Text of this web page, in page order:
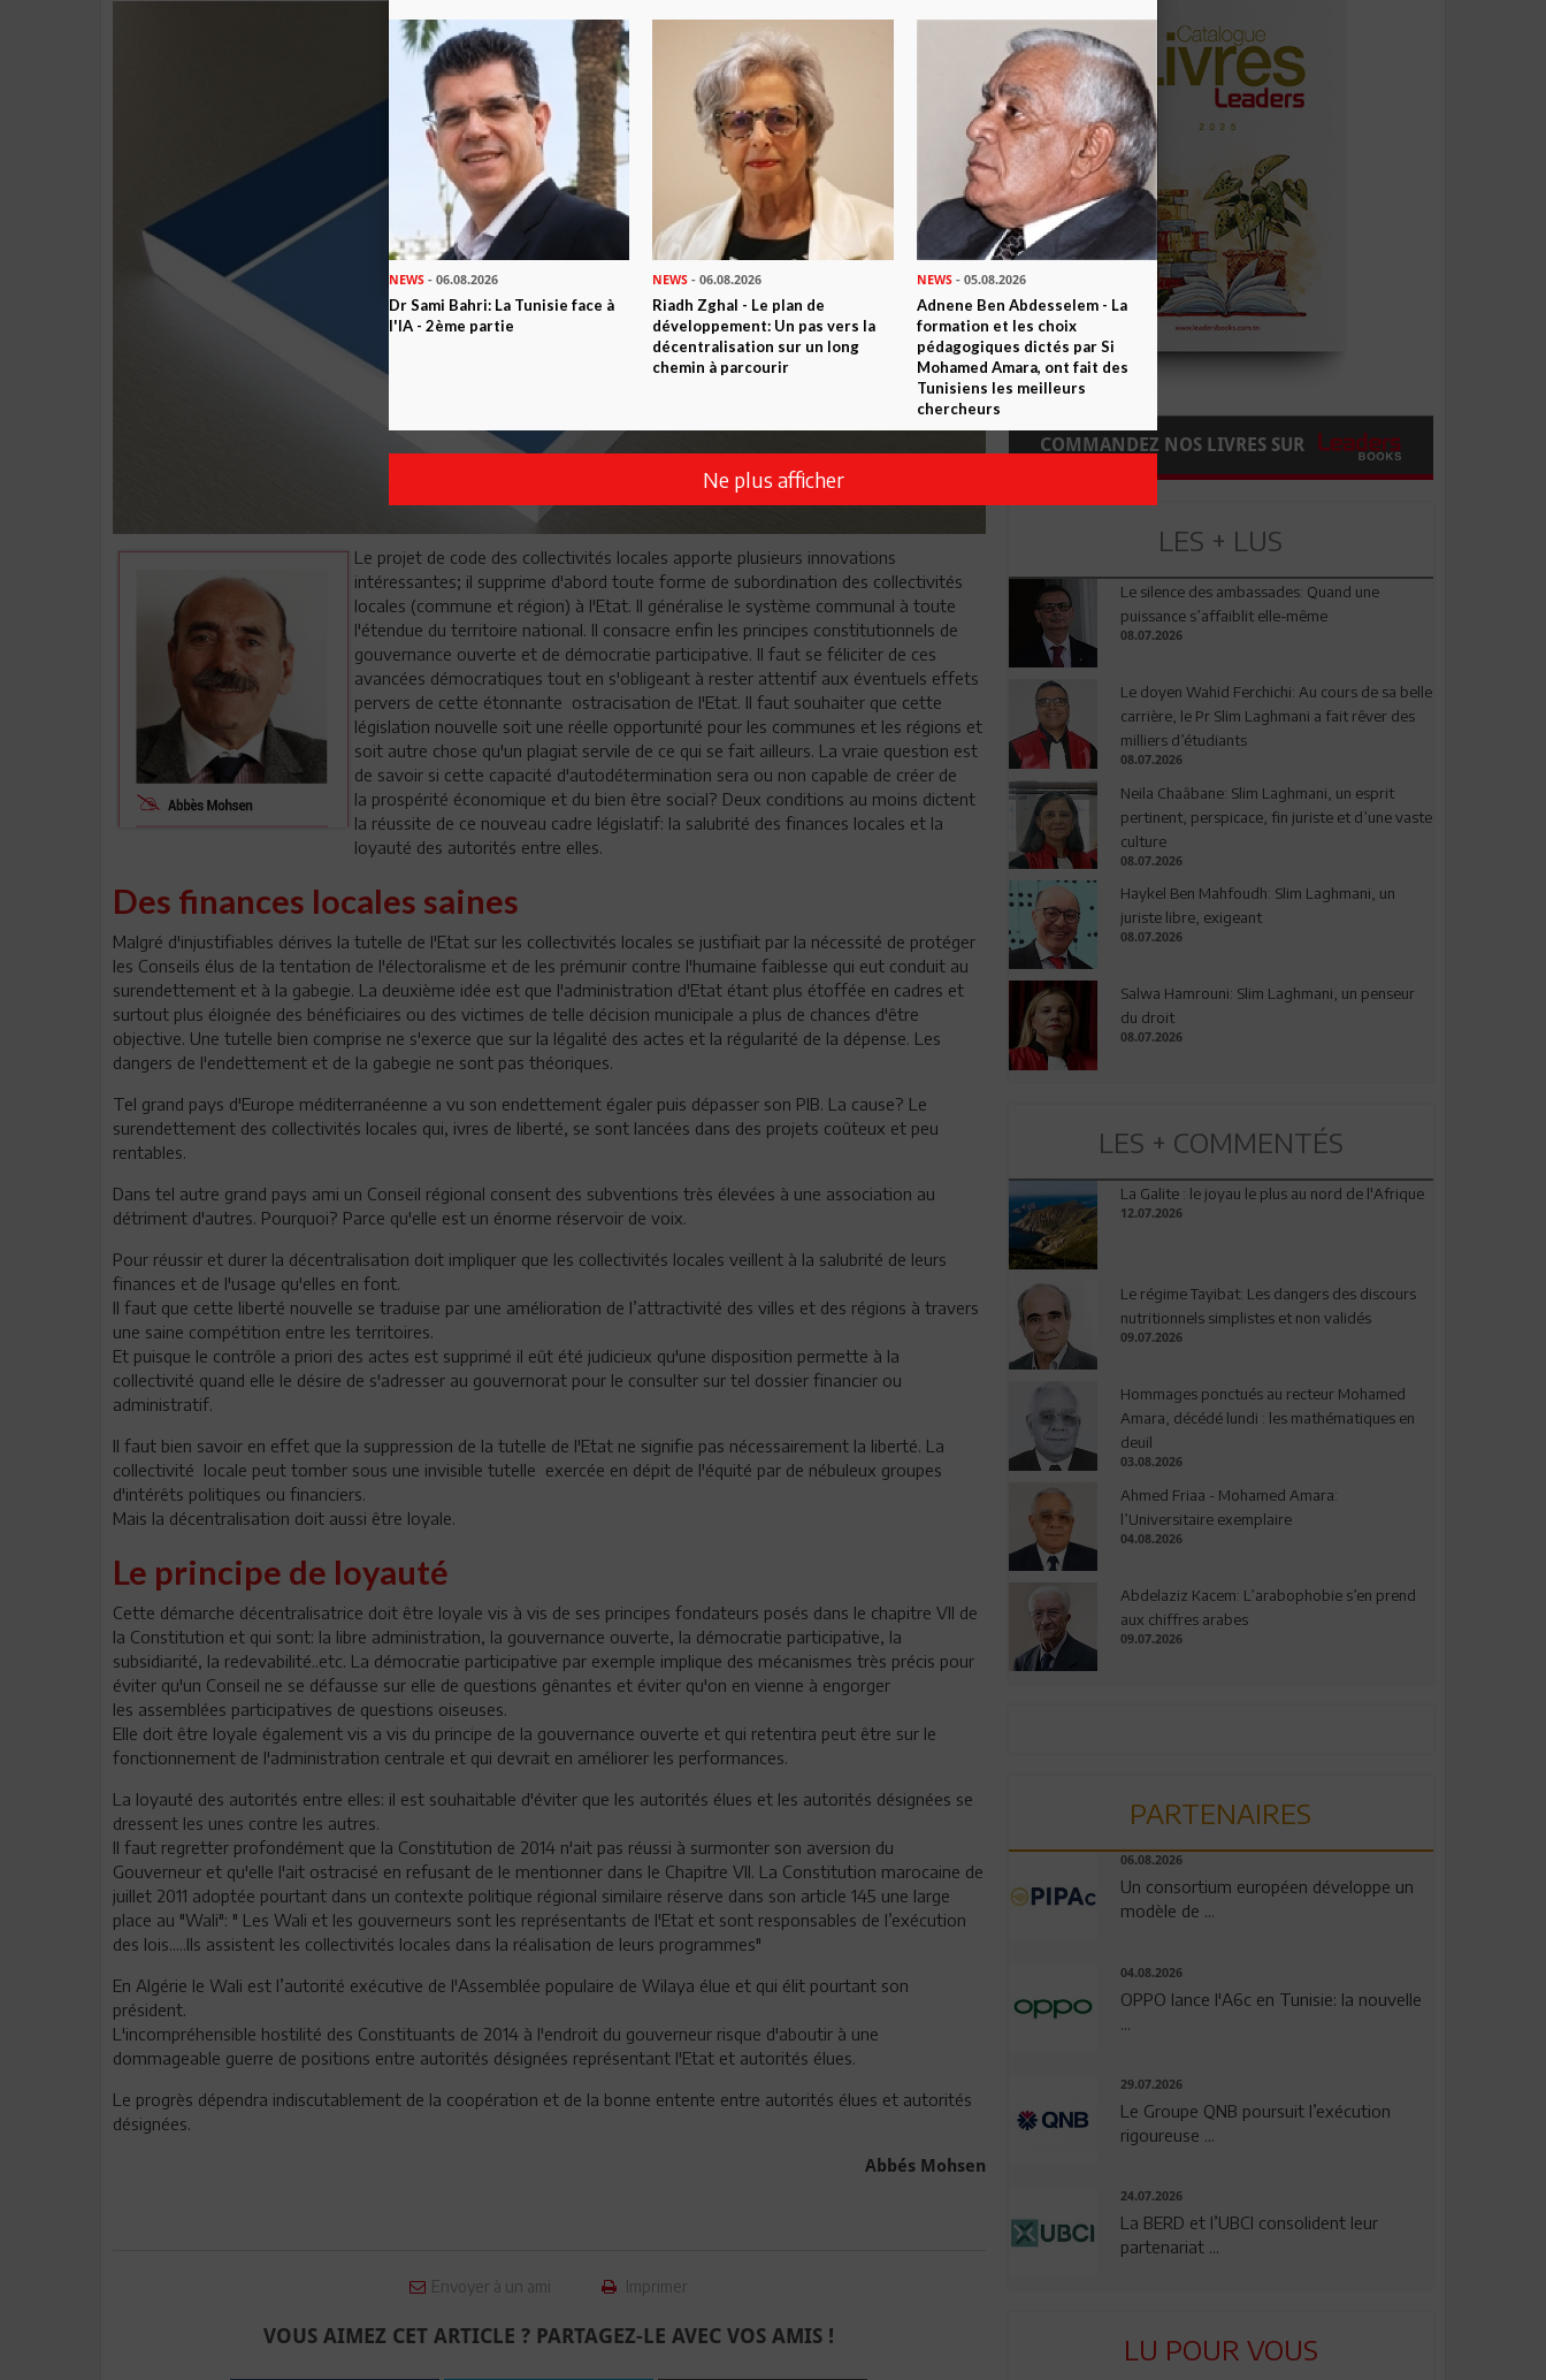
Le projet de code des collectivités locales apporte plusieurs innovations
intéressantes; il supprime d'abord toute forme de subordination des collectivités
locales (commune et région) à l'Etat. Il généralise le système communal à toute
l'étendue du territoire national. Il consacre enfin les principes constitutionnels de
gouvernance ouverte et de démocratie participative. Il faut se féliciter de ces
avancées démocratiques tout en s'obligeant à rester attentif aux éventuels effets
pervers de cette étonnante ostracisation de l'Etat. Il faut souhaiter que cette
législation nouvelle soit une réelle opportunité pour les communes et les régions et
soit autre chose qu'un plagiat servile de ce qui se fait ailleurs. La vraie question est
de savoir si cette capacité d'autodétermination sera ou non capable de créer de
la prospérité économique et du bien être social? Deux conditions au moins dictent
la réussite de ce nouveau cadre législatif: la salubrité des finances locales et la
loyauté des autorités entre elles.
Des finances locales saines
Malgré d'injustifiables dérives la tutelle de l'Etat sur les collectivités locales se justifiait par la nécessité de protéger
les Conseils élus de la tentation de l'électoralisme et de les prémunir contre l'humaine faiblesse qui eut conduit au
surendettement et à la gabegie. La deuxième idée est que l'administration d'Etat étant plus étoffée en cadres et
surtout plus éloignée des bénéficiaires ou des victimes de telle décision municipale a plus de chances d'être
objective. Une tutelle bien comprise ne s'exerce que sur la légalité des actes et la régularité de la dépense. Les
dangers de l'endettement et de la gabegie ne sont pas théoriques.
Tel grand pays d'Europe méditerranéenne a vu son endettement égaler puis dépasser son PIB. La cause? Le
surendettement des collectivités locales qui, ivres de liberté, se sont lancées dans des projets coûteux et peu
rentables.
Dans tel autre grand pays ami un Conseil régional consent des subventions très élevées à une association au
détriment d'autres. Pourquoi? Parce qu'elle est un énorme réservoir de voix.
Pour réussir et durer la décentralisation doit impliquer que les collectivités locales veillent à la salubrité de leurs
finances et de l'usage qu'elles en font.
Il faut que cette liberté nouvelle se traduise par une amélioration de l’attractivité des villes et des régions à travers
une saine compétition entre les territoires.
Et puisque le contrôle a priori des actes est supprimé il eût été judicieux qu'une disposition permette à la
collectivité quand elle le désire de s'adresser au gouvernorat pour le consulter sur tel dossier financier ou
administratif.
Il faut bien savoir en effet que la suppression de la tutelle de l'Etat ne signifie pas nécessairement la liberté. La
collectivité locale peut tomber sous une invisible tutelle exercée en dépit de l'équité par de nébuleux groupes
d'intérêts politiques ou financiers.
Mais la décentralisation doit aussi être loyale.
Le principe de loyauté
Cette démarche décentralisatrice doit être loyale vis à vis de ses principes fondateurs posés dans le chapitre VII de
la Constitution et qui sont: la libre administration, la gouvernance ouverte, la démocratie participative, la
subsidiarité, la redevabilité..etc. La démocratie participative par exemple implique des mécanismes très précis pour
éviter qu'un Conseil ne se défausse sur elle de questions gênantes et éviter qu'on en vienne à engorger
les assemblées participatives de questions oiseuses.
Elle doit être loyale également vis a vis du principe de la gouvernance ouverte et qui retentira peut être sur le
fonctionnement de l'administration centrale et qui devrait en améliorer les performances.
La loyauté des autorités entre elles: il est souhaitable d'éviter que les autorités élues et les autorités désignées se
dressent les unes contre les autres.
Il faut regretter profondément que la Constitution de 2014 n'ait pas réussi à surmonter son aversion du
Gouverneur et qu'elle l'ait ostracisé en refusant de le mentionner dans le Chapitre VII. La Constitution marocaine de
juillet 2011 adoptée pourtant dans un contexte politique régional similaire réserve dans son article 145 une large
place au "Wali": " Les Wali et les gouverneurs sont les représentants de l'Etat et sont responsables de l’exécution
des lois.....Ils assistent les collectivités locales dans la réalisation de leurs programmes"
En Algérie le Wali est l’autorité exécutive de l'Assemblée populaire de Wilaya élue et qui élit pourtant son
président.
L'incompréhensible hostilité des Constituants de 2014 à l'endroit du gouverneur risque d'aboutir à une
dommageable guerre de positions entre autorités désignées représentant l'Etat et autorités élues.
Le progrès dépendra indiscutablement de la coopération et de la bonne entente entre autorités élues et autorités
désignées.
Abbés Mohsen
Envoyer à un ami Imprimer
VOUS AIMEZ CET ARTICLE ? PARTAGEZ-LE AVEC VOS AMIS !
COMMANDEZ NOS LIVRES SUR
LES + LUS
Le silence des ambassades: Quand une
puissance s’affaiblit elle-même
08.07.2026
Le doyen Wahid Ferchichi: Au cours de sa belle
carrière, le Pr Slim Laghmani a fait rêver des
milliers d’étudiants
08.07.2026
Neila Chaâbane: Slim Laghmani, un esprit
pertinent, perspicace, fin juriste et d’une vaste
culture
08.07.2026
Haykel Ben Mahfoudh: Slim Laghmani, un
juriste libre, exigeant
08.07.2026
Salwa Hamrouni: Slim Laghmani, un penseur
du droit
08.07.2026
LES + COMMENTÉS
La Galite : le joyau le plus au nord de l'Afrique
12.07.2026
Le régime Tayibat: Les dangers des discours
nutritionnels simplistes et non validés
09.07.2026
Hommages ponctués au recteur Mohamed
Amara, décédé lundi : les mathématiques en
deuil
03.08.2026
Ahmed Friaa - Mohamed Amara:
l’Universitaire exemplaire
04.08.2026
Abdelaziz Kacem: L’arabophobie s’en prend
aux chiffres arabes
09.07.2026
PARTENAIRES
06.08.2026
Un consortium européen développe un
modèle de ...
04.08.2026
OPPO lance l'A6c en Tunisie: la nouvelle
...
29.07.2026
Le Groupe QNB poursuit l’exécution
rigoureuse ...
24.07.2026
La BERD et l’UBCI consolident leur
partenariat ...
LU POUR VOUS
NEWS - 06.08.2026
Dr Sami Bahri: La Tunisie face à
l'IA - 2ème partie
NEWS - 06.08.2026
Riadh Zghal - Le plan de
développement: Un pas vers la
décentralisation sur un long
chemin à parcourir
NEWS- 05.08.2026
Adnene Ben Abdesselem - La
formation et les choix
pédagogiques dictés par Si
Mohamed Amara, ont fait des
Tunisiens les meilleurs
chercheurs
Ne plus afficher